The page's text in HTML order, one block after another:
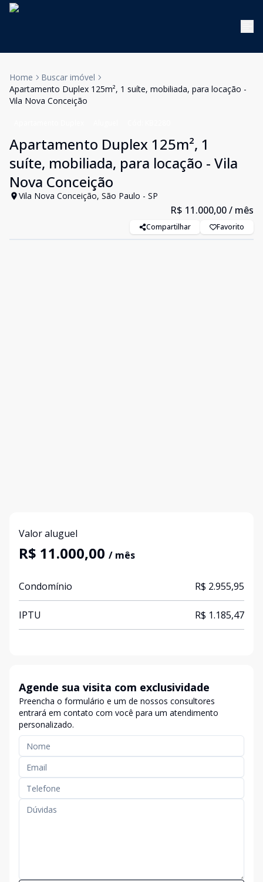
Home
Buscar imóvel
Apartamento Duplex 125m², 1 suíte, mobiliada, para locação -
Vila Nova Conceição
Apartamento Duplex 125m², 1
suíte, mobiliada, para locação - Vila
Nova Conceição
Vila Nova Conceição, São Paulo - SP
R$ 11.000,00/ mês
Compartilhar Favorito
Valor aluguel
R$ 11.000,00 / mês
Condomínio R$ 2.955,95
IPTU R$ 1.185,47
Agende sua visita com exclusividade
Preencha o formulário e um de nossos consultores
entrará em contato com você para um atendimento
personalizado.